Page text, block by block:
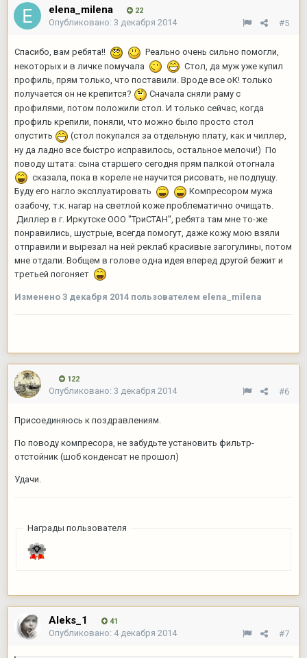
elena_milena 22
#5
Опубликовано: 3 декабря 2014
Спасибо, вам ребята!!
Реально очень сильно помогли,
некоторых и в личке помучала
Стол, да муж уже купил
профиль, прям только, что поставили. Вроде все оК! только
получается он не крепится?
Сначала сняли раму с
профилями, потом положили стол. И только сейчас, когда
профиль крепили, поняли, что можно было просто стол
опустить
(стол покупался за отдельную плату, как и чиллер,
ну да ладно все быстро исправилось, остальное мелочи!) По
поводу штата: сына старшего сегодня прям палкой отогнала
сказала, пока в кореле не научится рисовать, не подпущу.
Буду его нагло эксплуатировать
Компресором мужа
озабочу, т.к. нагар на светлой коже проблематично очищать.
Диллер в г. Иркутске ООО ''ТриСТАН'', ребята там мне то-же
понравились, шустрые, всегда помогут, даже кожу мою взяли
отправили и вырезал на ней реклаб красивые загогулины, потом
мне отдали. Вобщем в голове одна идея вперед другой бежит и
третьей погоняет
Изменено 3 декабря 2014 пользователем elena_milena
122
#6
Опубликовано: 3 декабря 2014
Присоединяюсь к поздравлениям.
По поводу компресора, не забудьте установить фильтр-
отстойник (шоб конденсат не прошол)
Удачи.
Награды пользователя
Aleks_1 41
#7
Опубликовано: 4 декабря 2014